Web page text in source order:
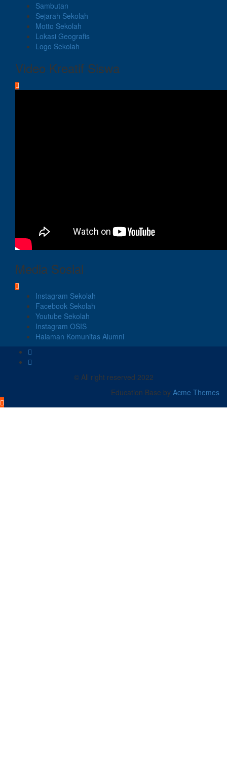
Sambutan
Sejarah Sekolah
Motto Sekolah
Lokasi Geografis
Logo Sekolah
Video Kreatif Siswa
Media Sosial
Instagram Sekolah
Facebook Sekolah
Youtube Sekolah
Instagram OSIS
Halaman Komunitas Alumni
© All right reserved 2022
Education Base by Acme Themes